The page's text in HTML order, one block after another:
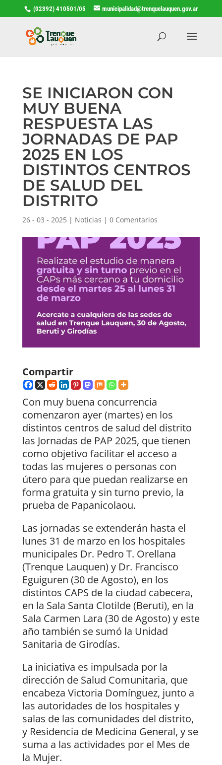
(02392) 410501/05 municipalidad@trenquelauquen.gov.ar
SE INICIARON CON
MUY BUENA
RESPUESTA LAS
JORNADAS DE PAP
2025 EN LOS
DISTINTOS CENTROS
DE SALUD DEL
DISTRITO
26 - 03 - 2025| Noticias | 0 Comentarios
Compartir
Con muy buena concurrencia
comenzaron ayer (martes) en los
distintos centros de salud del distrito
las Jornadas de PAP 2025, que tienen
como objetivo facilitar el acceso a
todas las mujeres o personas con
útero para que puedan realizarse en
forma gratuita y sin turno previo, la
prueba de Papanicolaou.
Las jornadas se extenderán hasta el
lunes 31 de marzo en los hospitales
municipales Dr. Pedro T. Orellana
(Trenque Lauquen) y Dr. Francisco
Eguiguren (30 de Agosto), en los
distintos CAPS de la ciudad cabecera,
en la Sala Santa Clotilde (Beruti), en la
Sala Carmen Lara (30 de Agosto) y este
año también se sumó la Unidad
Sanitaria de Girodías.
La iniciativa es impulsada por la
dirección de Salud Comunitaria, que
encabeza Victoria Domínguez, junto a
las autoridades de los hospitales y
salas de las comunidades del distrito,
y Residencia de Medicina General, y se
suma a las actividades por el Mes de
la Mujer.